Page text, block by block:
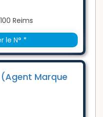
Reims
le N° *
Marque